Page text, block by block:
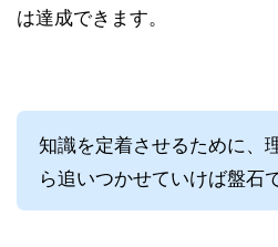
は達成できます。
知識を定着させるために、
ら追いつかせていけば盤石